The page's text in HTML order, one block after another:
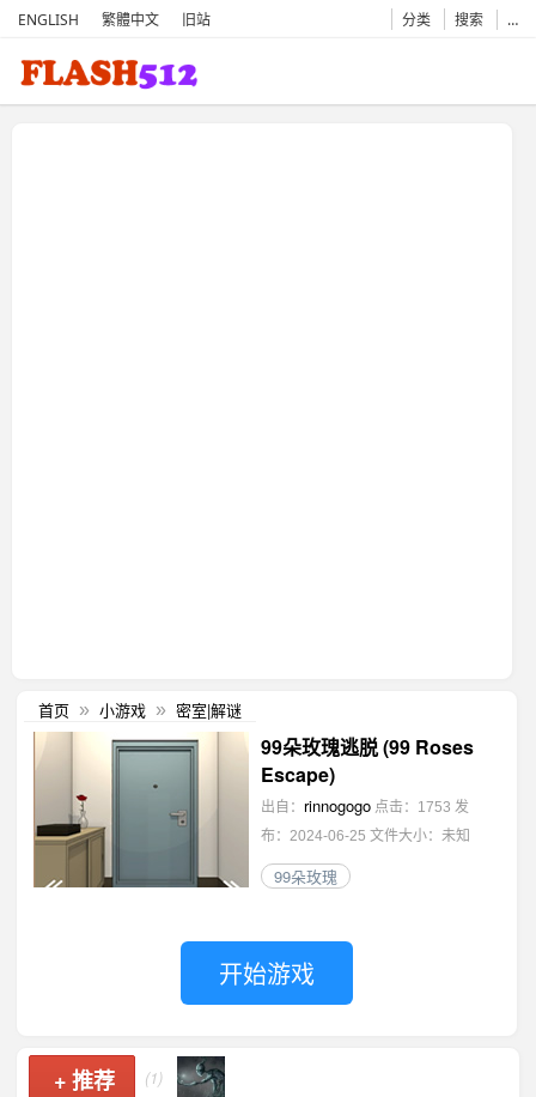
ENGLISH 繁體中文 旧站 分类 搜索 …
首页 » 小游戏 » 密室|解谜
99朵玫瑰逃脱 (99 Roses
Escape)
出自： rinnogogo 点击：1753 发
布：2024-06-25 文件大小：未知
99朵玫瑰
开始游戏
+推荐 (1)